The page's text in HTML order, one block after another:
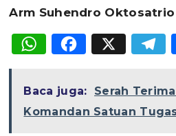
Arm Suhendro Oktosatrio
WhatsApp
X
Baca juga:
Serah
Komandan Satuan